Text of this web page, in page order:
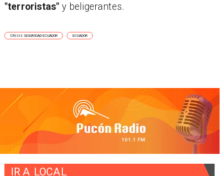
"terroristas" y beligerantes.
CRISIS SEGURIDAD ECUADOR ECUADOR
IR A LOCAL